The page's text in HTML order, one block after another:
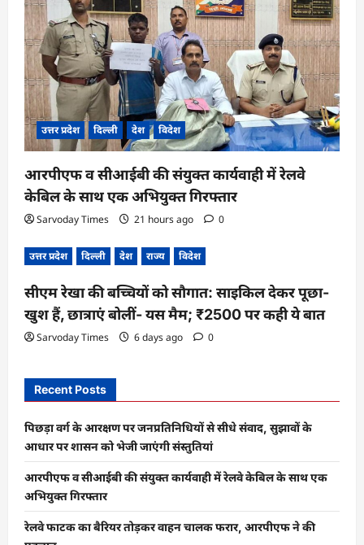
उत्तर प्रदेश दिल्ली देश विदेश
आरपीएफ व सीआईबी की संयुक्त कार्यवाही में रेलवे
केबिल के साथ एक अभियुक्त गिरफ्तार
Sarvoday Times 21 hours ago 0
उत्तर प्रदेश दिल्ली देश राज्य विदेश
सीएम रेखा की बच्चियों को सौगात: साइकिल देकर पूछा-
खुश हैं, छात्राएं बोलीं- यस मैम; ₹2500 पर कही ये बात
Sarvoday Times 6 days ago 0
Recent Posts
पिछड़ा वर्ग के आरक्षण पर जनप्रतिनिधियों से सीधे संवाद, सुझावों के
आधार पर शासन को भेजी जाएंगी संस्तुतियां
आरपीएफ व सीआईबी की संयुक्त कार्यवाही में रेलवे केबिल के साथ एक
अभियुक्त गिरफ्तार
रेलवे फाटक का बैरियर तोड़कर वाहन चालक फरार, आरपीएफ ने की